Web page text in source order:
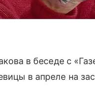
в беседе с
в апреле на